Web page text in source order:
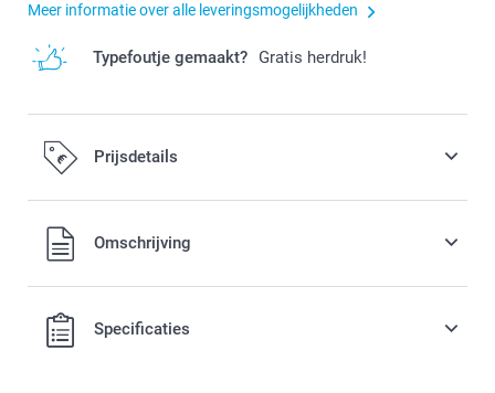
Meer informatie over alle leveringsmogelijkheden
Typefoutje gemaakt? Gratis herdruk!
Prijsdetails
Alle prijzen zijn in EURO (€) inclusief BTW en exclusief
verzendkosten.Omschrijving
Specificaties